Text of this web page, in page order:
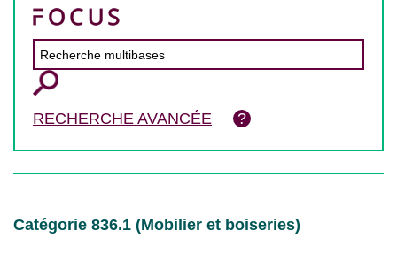
RECHERCHE AVANCÉE
Catégorie 836.1 (Mobilier et boiseries)